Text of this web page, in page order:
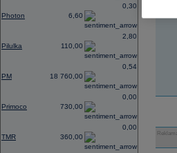
Photon 6,60
0,30
Pilulka 110,00
2,80
PM 18 760,00
0,54
Primoco 730,00
0,00
TMR 360,00
0,00